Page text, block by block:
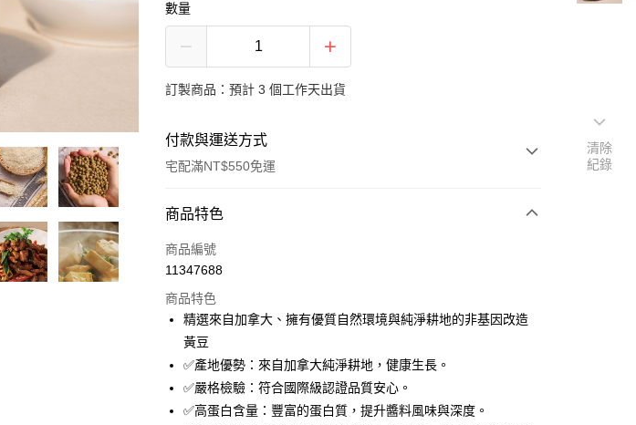
數量
訂製商品：預計 3 個工作天出貨
付款與運送方式
宅配滿NT$550免運
付款方式
信用卡一次付款
Apple Pay
街口支付
悠遊付
Google Pay
商品特色
商品編號
11347688
商品特色
精選來自加拿大、擁有優質自然環境與純淨耕地的非基因改造
黃豆
✅產地優勢：來自加拿大純淨耕地，健康生長。
✅嚴格檢驗：符合國際級認證品質安心。
✅高蛋白含量：豐富的蛋白質，提升醬料風味與深度。
清除
紀錄